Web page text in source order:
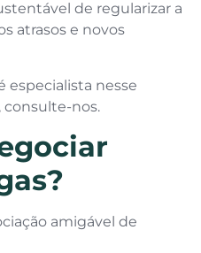
de regularizar a
atrasos e novos
especialista nesse
consulte-nos.
amigável de